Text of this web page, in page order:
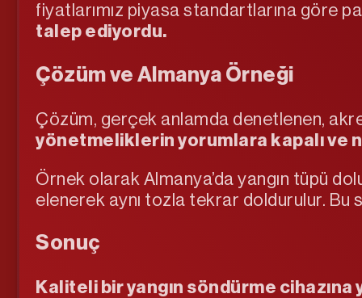
fiyatlarımız piyasa standartlarına göre
talep ediyordu.
Çözüm ve Almanya Örneği
Çözüm, gerçek anlamda denetlenen,
yönetmeliklerin yorumlara kapalı ve
Örnek olarak Almanya’da yangın tüpü
elenerek aynı tozla tekrar doldurulur. Bu
Sonuç
Kaliteli bir yangın söndürme cihazına